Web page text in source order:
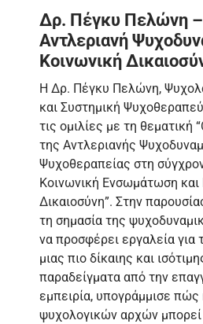
Δρ. Πέγκυ Πελώνη –
Αντλεριανή
Κοινωνική
Η Δρ. Πέγκυ Πελώνη,
και Συστημική
τις ομιλίες με τη θεματική
της Αντλεριανής
Ψυχοθεραπείας στη
Κοινωνική Ενσωμάτωση και
Δικαιοσύνη”. Στην
τη σημασία της
να προσφέρει εργαλεία για
μιας πιο δίκαιης και
παραδείγματα από την
εμπειρία, υπογράμμισε
ψυχολογικών αρχών μπορεί